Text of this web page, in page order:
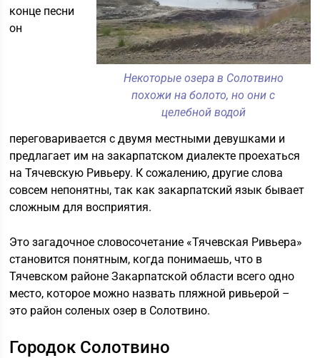
Некоторые озера в Солотвино
похожи на болото, но они с
целебной водой
конце песни
он
переговаривается с двумя местными девушками и
предлагает им на закарпатском диалекте проехаться
на Тячевскую Ривьеру. К сожалению, другие слова
совсем непонятны, так как закарпатский язык бывает
сложным для восприятия.
Это загадочное словосочетание «Тячевская Ривьера»
становится понятным, когда понимаешь, что в
Тячевском районе Закарпатской области всего одно
место, которое можно назвать пляжной ривьерой –
это район соленых озер в Солотвино.
Городок Солотвино